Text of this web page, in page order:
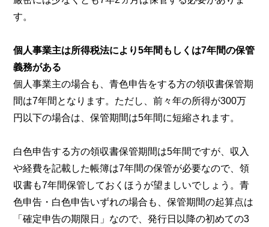
す。
個人事業主は所得税法により5年間もしくは7年間の保管
義務がある
個人事業主の場合も、青色申告をする方の領収書保管期
間は7年間となります。ただし、前々年の所得が300万
円以下の場合は、保管期間は5年間に短縮されます。
白色申告する方の領収書保管期間は5年間ですが、収入
や経費を記載した帳簿は7年間の保管が必要なので、領
収書も7年間保管しておくほうが望ましいでしょう。青
色申告・白色申告いずれの場合も、保管期間の起算点は
「確定申告の期限日」なので、発行日以降の初めての3